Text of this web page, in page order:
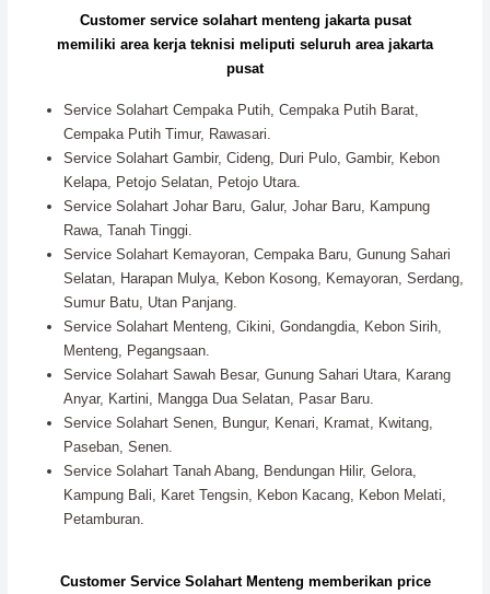
Customer service solahart menteng jakarta pusat
memiliki area kerja teknisi meliputi seluruh area jakarta
pusat
Service Solahart Cempaka Putih, Cempaka Putih Barat,
Cempaka Putih Timur, Rawasari.
Service Solahart Gambir, Cideng, Duri Pulo, Gambir, Kebon
Kelapa, Petojo Selatan, Petojo Utara.
Service Solahart Johar Baru, Galur, Johar Baru, Kampung
Rawa, Tanah Tinggi.
Service Solahart Kemayoran, Cempaka Baru, Gunung Sahari
Selatan, Harapan Mulya, Kebon Kosong, Kemayoran, Serdang,
Sumur Batu, Utan Panjang.
Service Solahart Menteng, Cikini, Gondangdia, Kebon Sirih,
Menteng, Pegangsaan.
Service Solahart Sawah Besar, Gunung Sahari Utara, Karang
Anyar, Kartini, Mangga Dua Selatan, Pasar Baru.
Service Solahart Senen, Bungur, Kenari, Kramat, Kwitang,
Paseban, Senen.
Service Solahart Tanah Abang, Bendungan Hilir, Gelora,
Kampung Bali, Karet Tengsin, Kebon Kacang, Kebon Melati,
Petamburan.
Customer Service Solahart Menteng memberikan price